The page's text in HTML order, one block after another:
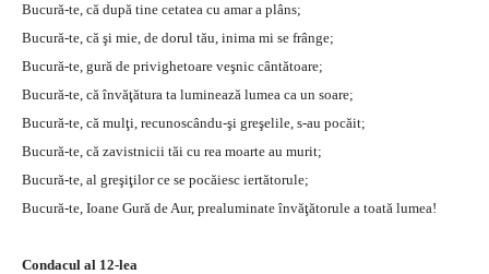
Bucură-te, că după tine cetatea cu amar a plâns;
Bucură-te, că şi mie, de dorul tău, inima mi se frânge;
Bucură-te, gură de privighetoare veşnic cântătoare;
Bucură-te, că învăţătura ta luminează lumea ca un soare;
Bucură-te, că mulţi, recunoscându-şi greşelile, s-au pocăit;
Bucură-te, că zavistnicii tăi cu rea moarte au murit;
Bucură-te, al greşiţilor ce se pocăiesc iertătorule;
Bucură-te, Ioane Gură de Aur, prealuminate învăţătorule a toată lumea!
Condacul al 12-lea